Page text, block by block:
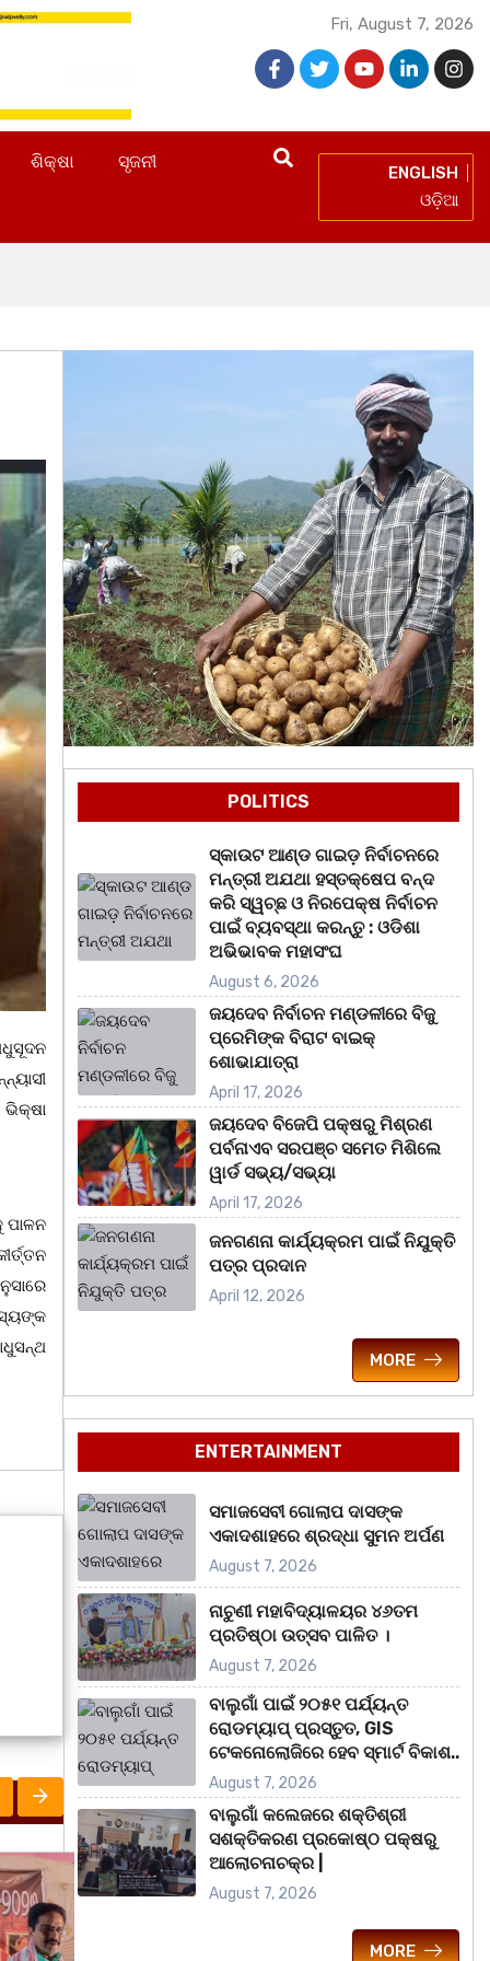
Fri, August 7, 2026
ଶିକ୍ଷା ସୃଜନୀ
ENGLISH
ଓଡ଼ିଆ
ପାଳନ
ରାଜ୍ୟ
POLITICS
ସ୍କାଉଟ ଆଣ୍ଡ ଗାଇଡ଼ ନିର୍ବାଚନରେ
ମନ୍ତ୍ରୀ ଅଯଥା ହସ୍ତକ୍ଷେପ ବନ୍ଦ
କରି ସ୍ୱଚ୍ଛ ଓ ନିରପେକ୍ଷ ନିର୍ବାଚନ
ପାଇଁ ବ୍ୟବସ୍ଥା କରନ୍ତୁ : ଓଡିଶା
ଅଭିଭାବକ ମହାସଂଘ
August 6, 2026
ଜୟଦେବ ନିର୍ବାଚନ ମଣ୍ଡଳୀରେ ବିଜୁ
ପ୍ରେମିଙ୍କ ବିରାଟ ବାଇକ୍
ଶୋଭାଯାତ୍ରା
April 17, 2026
ଜୟଦେବ ବିଜେପି ପକ୍ଷରୁ ମିଶ୍ରଣ
ପର୍ବନାଏବ ସରପଞ୍ଚ ସମେତ ମିଶିଲେ
ୱାର୍ଡ ସଭ୍ୟ/ସଭ୍ୟା
April 17, 2026
ଜନଗଣନା କାର୍ଯ୍ୟକ୍ରମ ପାଇଁ ନିଯୁକ୍ତି
ପତ୍ର ପ୍ରଦାନ
April 12, 2026
MORE
ENTERTAINMENT
ସମାଜସେବୀ ଗୋଲାପ ଦାସଙ୍କ
ଏକାଦଶାହରେ ଶ୍ରଦ୍ଧା ସୁମନ ଅର୍ପଣ
August 7, 2026
ନାଚୁଣୀ ମହାବିଦ୍ୟାଳୟର ୪୬ତମ
ପ୍ରତିଷ୍ଠା ଉତ୍ସବ ପାଳିତ ।
August 7, 2026
ବାଲୁଗାଁ ପାଇଁ ୨୦୫୧ ପର୍ଯ୍ୟନ୍ତ
ରୋଡମ୍ୟାପ୍ ପ୍ରସ୍ତୁତ, GIS
ଟେକନୋଲୋଜିରେ ହେବ ସ୍ମାର୍ଟ ବିକାଶ..
August 7, 2026
ବାଲୁଗାଁ କଲେଜରେ ଶକ୍ତିଶ୍ରୀ
ସଶକ୍ତିକରଣ ପ୍ରକୋଷ୍ଠ ପକ୍ଷରୁ
ଆଲୋଚନାଚକ୍ର |
August 7, 2026
MORE